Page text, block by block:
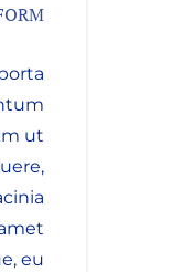
ut
eu